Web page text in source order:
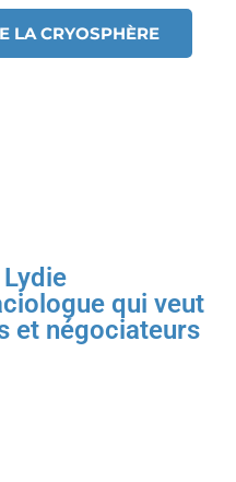
LA CRYOSPHÈRE
qui veut
et négociateurs